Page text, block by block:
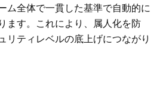
ム全体で一貫した基準で自動的に
ます。これにより、属人化を防
リティレベルの底上げにつながり